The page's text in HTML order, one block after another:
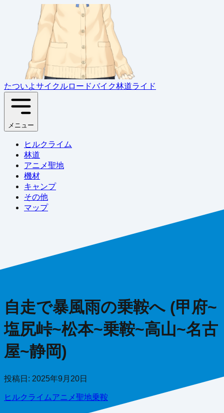
たついよサイクルロードバイク林道ライド
メニュー
ヒルクライム
林道
アニメ聖地
機材
キャンプ
その他
マップ
自走で暴風雨の乗鞍へ (甲府~
塩尻峠~松本~乗鞍~高山~名古
屋~静岡)
投稿日: 2025年9月20日
ヒルクライムアニメ聖地乗鞍